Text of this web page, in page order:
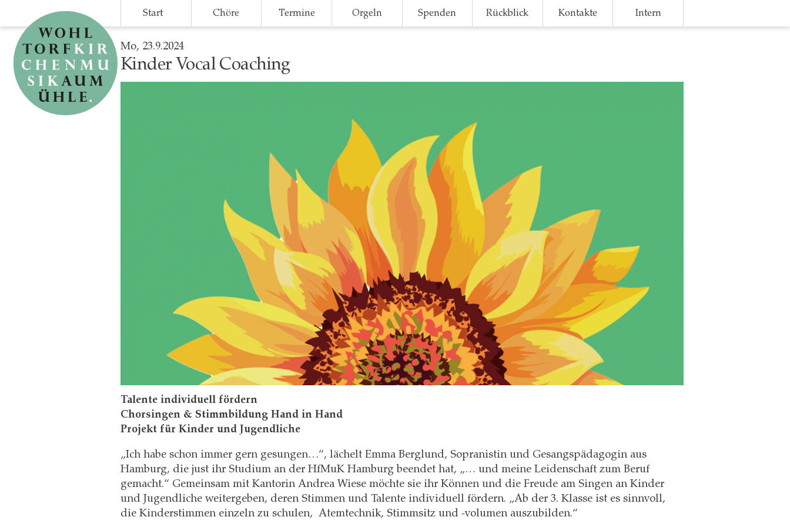
main
content
Start Chöre Termine Orgeln Spenden Rückblick Kontakte Intern
Mo, 23.9.2024
Kinder Vocal Coaching
Talente individuell fördern
Chorsingen & Stimmbildung Hand in Hand
Projekt für Kinder und Jugendliche
„Ich habe schon immer gern gesungen…“, lächelt Emma Berglund, Sopranistin und Gesangspädagogin aus
Hamburg, die just ihr Studium an der HfMuK Hamburg beendet hat, „… und meine Leidenschaft zum Beruf
gemacht.“ Gemeinsam mit Kantorin Andrea Wiese möchte sie ihr Können und die Freude am Singen an Kinder
und Jugendliche weitergeben, deren Stimmen und Talente individuell fördern. „Ab der 3. Klasse ist es sinnvoll,
die Kinderstimmen einzeln zu schulen, Atemtechnik, Stimmsitz und -volumen auszubilden.“